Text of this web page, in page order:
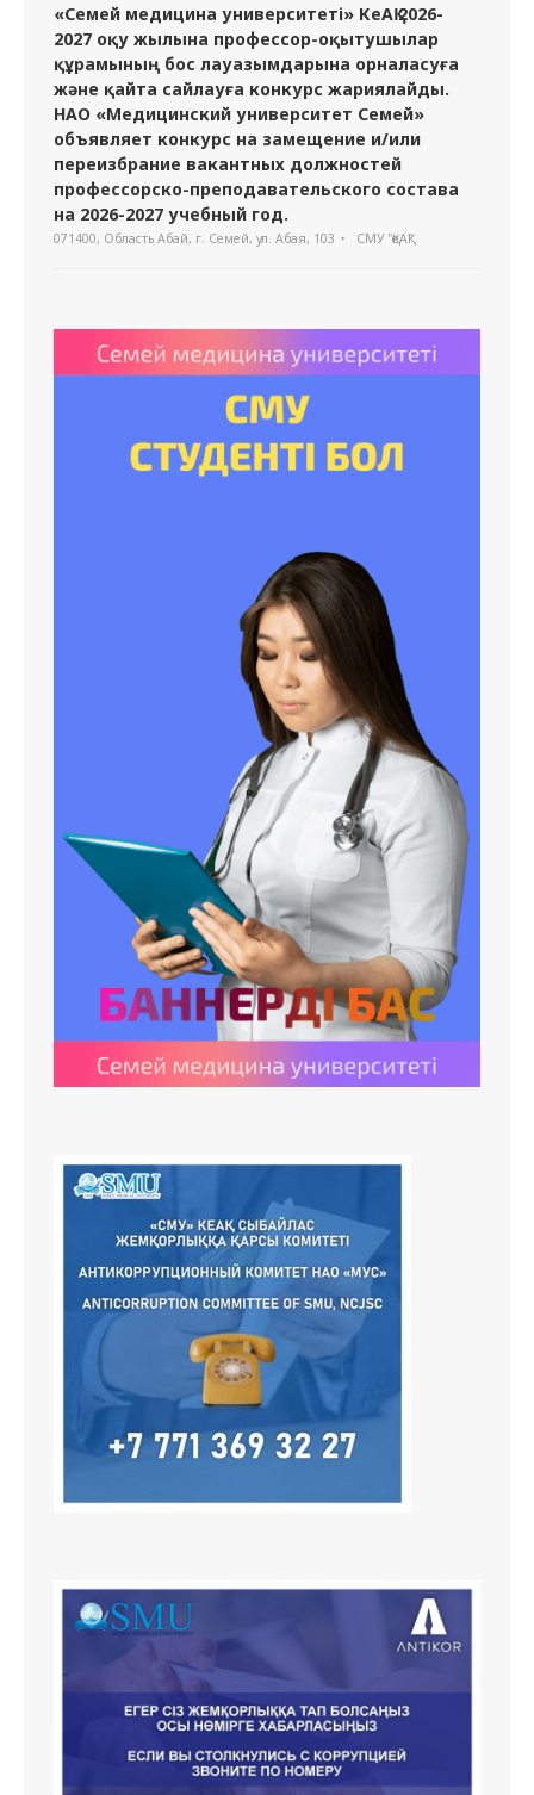
«Семей медицина университеті» КеАҚ 2026-
2027 оқу жылына профессор-оқытушылар
құрамының бос лауазымдарына орналасуға
және қайта сайлауға конкурс жариялайды.
НАО «Медицинский университет Семей»
объявляет конкурс на замещение и/или
переизбрание вакантных должностей
профессорско-преподавательского состава
на 2026-2027 учебный год.
071400, Область Абай, г. Семей, ул. Абая, 103 СМУ "ҚеАҚ"